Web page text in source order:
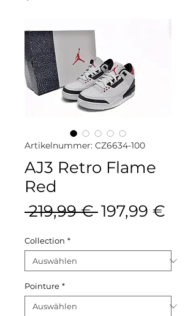
Artikelnummer: CZ6634-100
AJ3 Retro Flame
Red
219,99 € 197,99 €
Collection *
Pointure *